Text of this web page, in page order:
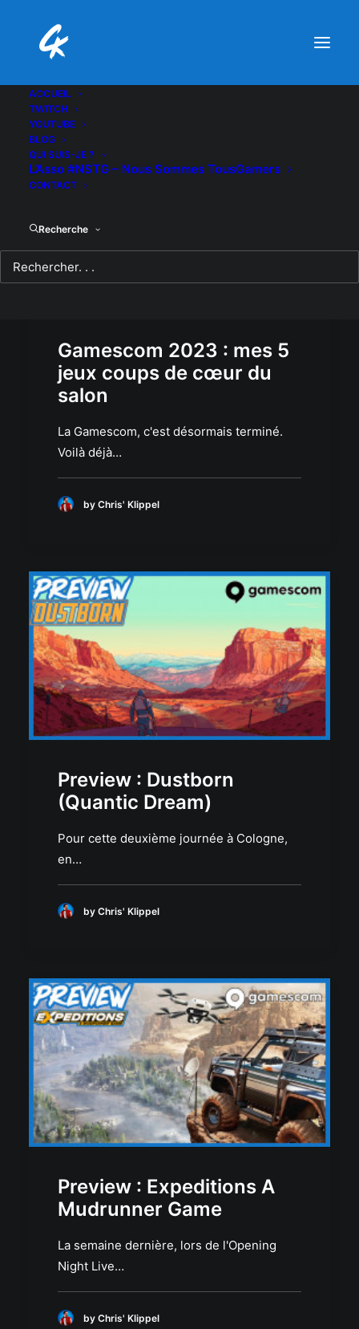
ACCUEIL
TWITCH
YOUTUBE
BLOG
QUI SUIS-JE ?
L’Asso #NSTG – Nous Sommes TousGamers
CONTACT
Recherche
Gamescom 2023 : mes 5
jeux coups de cœur du
salon
La Gamescom, c'est désormais terminé.
Voilà déjà…
by Chris' Klippel
Preview : Dustborn
(Quantic Dream)
Pour cette deuxième journée à Cologne,
en…
by Chris' Klippel
Preview : Expeditions A
Mudrunner Game
La semaine dernière, lors de l'Opening
Night Live…
by Chris' Klippel